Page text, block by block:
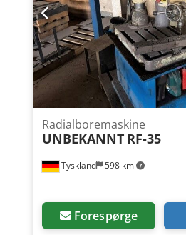
Tyskland 598 km
Radialboremaskine
UNBEKANNT RF-35
Forespørge